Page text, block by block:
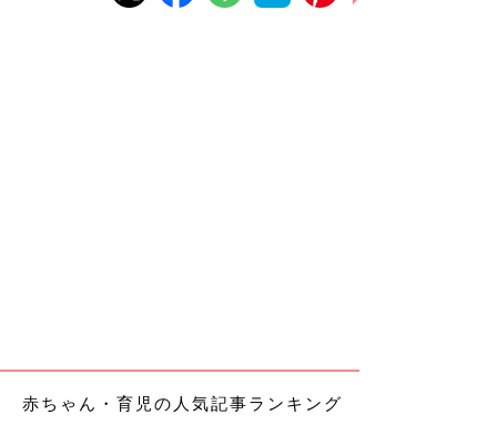
赤ちゃん・育児の人気記事ランキング